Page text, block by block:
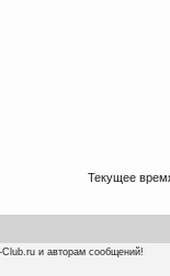
Текущее
и авторам сообщений!